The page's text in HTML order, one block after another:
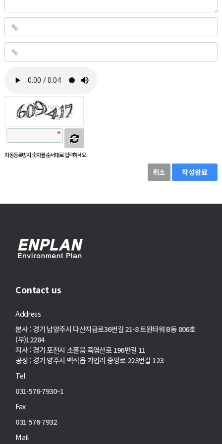
자동등록방지 숫자를 순서대로 입력하세요.
취소 작성완료
Contact us
Address
본사 : 경기 남양주시 다산지금로36번길 21-8 트윈타워 B동 806호
(우)12284
지사 : 경기 포천시 소홀읍 죽엽산로 196번길 11
공장 : 경기 양주시 백석읍 가업리 중앙로 223번길 123
Tel
031-576-7930~1
Fax
031-576-7932
Mail